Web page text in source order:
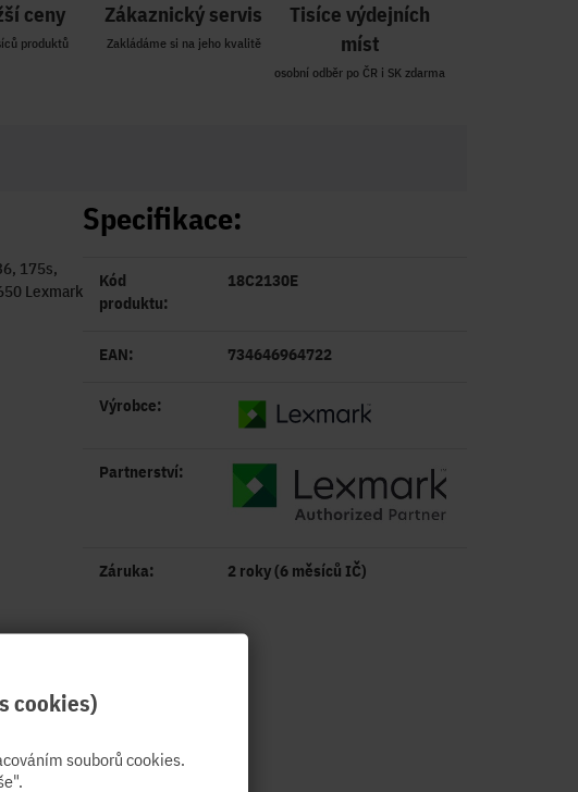
ceny
produktů
Zákaznický servis
Zakládáme si na jeho kvalitě
Tisíce výdejních
míst
osobní odběr po ČR i SK zdarma
175s,
Lexmark
Specifikace:
Kód
produktu:
18C2130E
EAN: 734646964722
Výrobce:
Partnerství:
Záruka: 2 roky (6 měsíců IČ)
cookies)
souborů cookies.